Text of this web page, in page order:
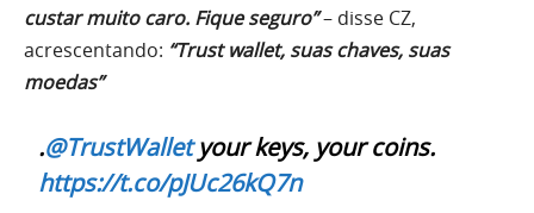
custar muito caro. Fique seguro”– disse CZ,
acrescentando: “Trust wallet, suas chaves, suas
moedas”
.@TrustWalletyour keys, your coins.
https://t.co/pJUc26kQ7n